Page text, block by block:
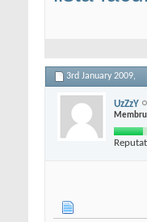
3rd January 2009,
UzZzY